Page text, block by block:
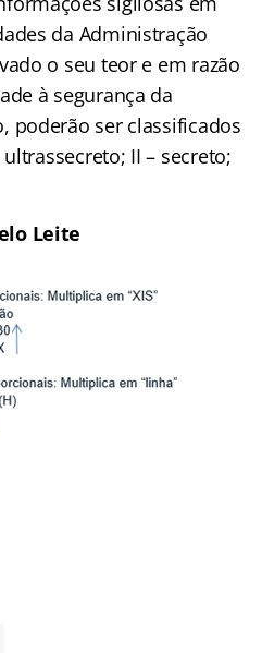
da Administração
o seu teor e em razão
à segurança da
poderão ser classificados
II – secreto;
Leite